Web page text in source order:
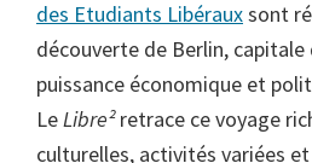
des Etudiants Libérauxsont
découverte de Berlin, capitale
puissance économique et
LeLibre²retrace ce voyage
culturelles, activités variées